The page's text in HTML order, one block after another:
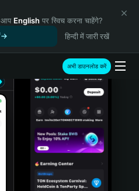
आप English पर स्विच करना चाहेंगे?
हिन्दी में जारी रखें
अभी डाउनलोड करें